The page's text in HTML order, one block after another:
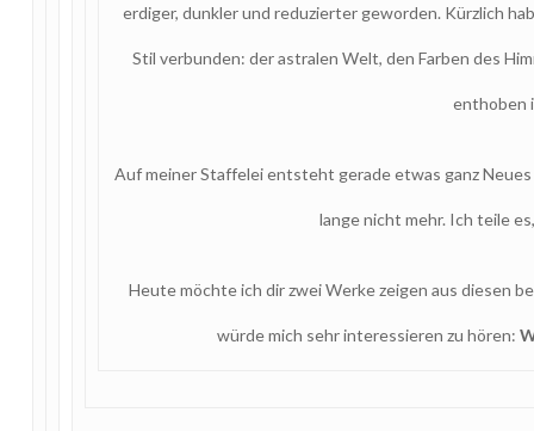
erdiger, dunkler und reduzierter geworden. Kürzlich
Stil verbunden: der astralen Welt, den Farben des
enthoben
Auf meiner Staffelei entsteht gerade etwas ganz
lange nicht mehr. Ich teile
Heute möchte ich dir zwei Werke zeigen aus diesen
würde mich sehr interessieren zu hören: